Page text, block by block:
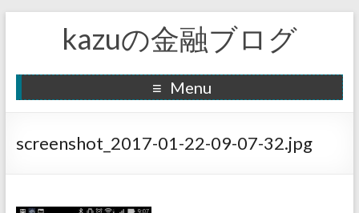
kazuの金融ブログ
Menu
screenshot_2017-01-22-09-07-32.jpg